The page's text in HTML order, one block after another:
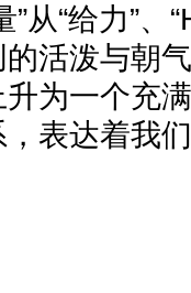
从“给力”、
活泼与朝
为一个充
，表达着